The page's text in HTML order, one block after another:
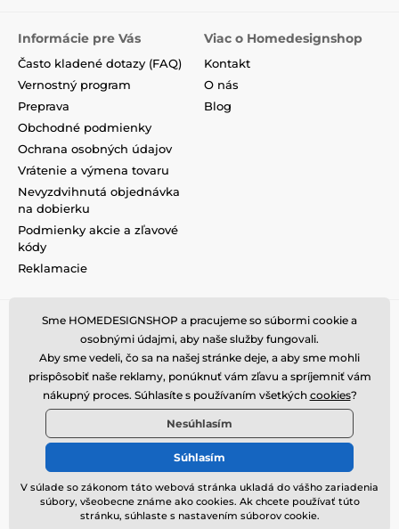
Informácie pre Vás
Často kladené dotazy (FAQ)
Vernostný program
Preprava
Obchodné podmienky
Ochrana osobných údajov
Vrátenie a výmena tovaru
Nevyzdvihnutá objednávka
na dobierku
Podmienky akcie a zľavové
kódy
Reklamacie
Viac o Homedesignshop
Kontakt
O nás
Blog
© 2026 www.homedesignshop.sk ⦁ E-shop vytvorilaSIMPLIA.cz
Sme HOMEDESIGNSHOP a pracujeme so súbormi cookie a
osobnými údajmi, aby naše služby fungovali.
Aby sme vedeli, čo sa na našej stránke deje, a aby sme mohli
prispôsobiť naše reklamy, ponúknuť vám zľavu a spríjemniť vám
nákupný proces. Súhlasíte s používaním všetkých cookies?
Nesúhlasím
Súhlasím
V súlade so zákonom táto webová stránka ukladá do vášho zariadenia
súbory, všeobecne známe ako cookies. Ak chcete používať túto
stránku, súhlaste s nastavením súborov cookie.